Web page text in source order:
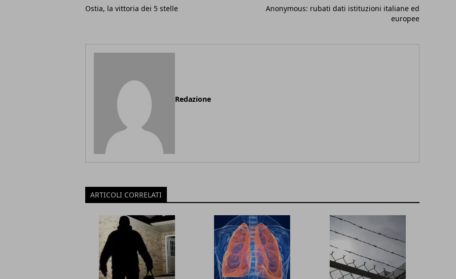
Ostia, la vittoria dei 5 stelle
Anonymous: rubati dati istituzioni italiane ed
europee
Redazione
ARTICOLI CORRELATI